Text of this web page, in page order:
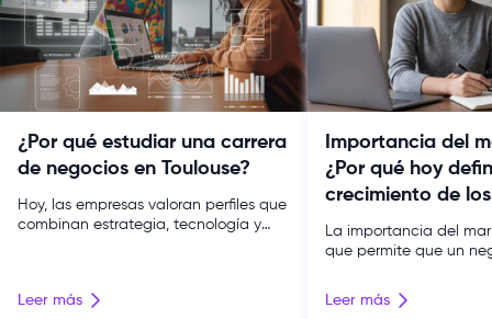
¿Por qué estudiar una carrera
de negocios en Toulouse?
Hoy, las empresas valoran perfiles que
combinan estrategia, tecnología y
preocupa elegir una carrera que te dé
Leer más
Importancia del
¿Por qué hoy
crecimiento de
La importancia del
que permite que un
consumidores,
reales, define
Leer más